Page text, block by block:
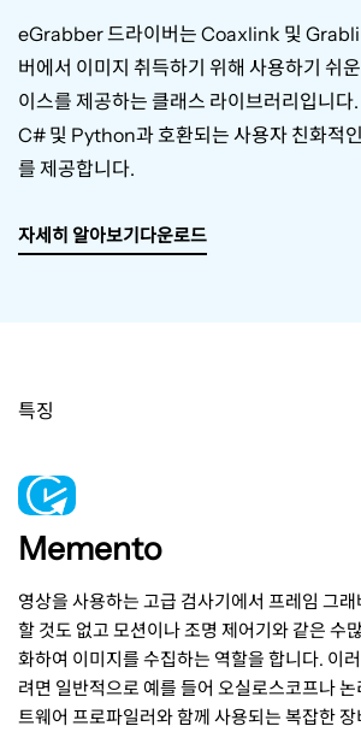
eGrabber드라이버는 Coaxlink 및
버에서 이미지 취득하기 위해 사용하기 쉬
이스를 제공하는 클래스 라이브러리입니다
C# 및 Python과 호환되는 사용자 친화적
를 제공합니다.
자세히 알아보기 다운로드
특징
Memento
영상을 사용하는 고급 검사기에서 프레임 그
할 것도 없고 모션이나 조명 제어기와 같은 수
화하여 이미지를 수집하는 역할을 합니다. 이
려면 일반적으로 예를 들어 오실로스코프나
트웨어 프로파일러와 함께 사용되는 복잡한